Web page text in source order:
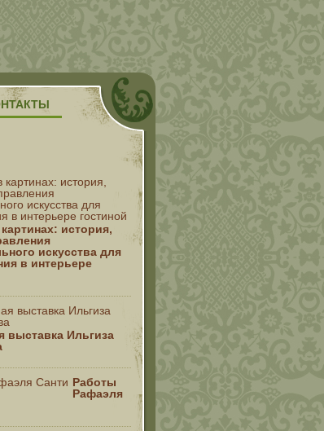
история,
искусства для
в интерьере
выставка Ильгиза
Работы
Рафаэля